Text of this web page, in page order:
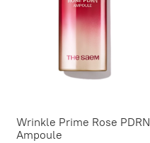
Wrinkle Prime Rose PDRN
Ampoule